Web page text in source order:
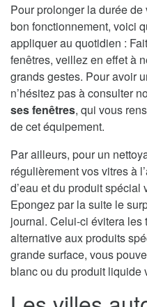
Pour prolonger la durée
bon fonctionnement, voici
appliquer au quotidien :
fenêtres, veillez en effet à
grands gestes. Pour avoir
n’hésitez pas à consulter
ses fenêtres, qui vous
de cet équipement.
Par ailleurs, pour un
régulièrement vos vitres à
d’eau et du produit
Epongez par la suite le
journal. Celui-ci évitera
alternative aux produits
grande surface, vous
blanc ou du produit liquide